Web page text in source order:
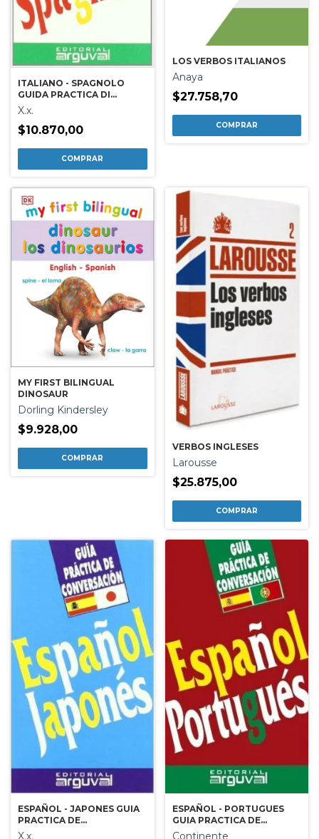
ITALIANO - SPAGNOLO
GUIDA PRACTICA DI
CONVERSAZIONE
X.x.
$10.870,00
LOS VERBOS ITALIANOS
Anaya
$27.758,70
MY FIRST BILINGUAL
DINOSAUR
Dorling Kindersley
$9.928,00
VERBOS INGLESES
Larousse
$25.875,00
ESPAÑOL - JAPONES GUIA
PRACTICA DE
CONVERSACION
X.x.
ESPAÑOL - PORTUGUES
GUIA PRACTICA DE
CONVERSACION
Continente